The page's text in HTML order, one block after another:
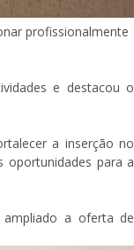
profissionalmente
e destacou o
a inserção no
oportunidades para a
a oferta de